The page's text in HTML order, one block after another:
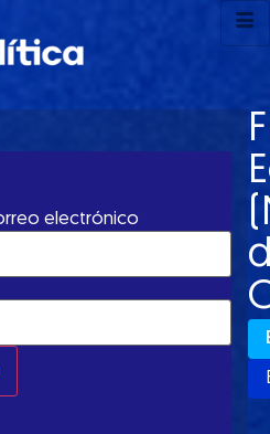
electrónico